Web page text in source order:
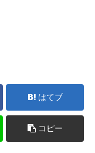
はてブ
コピー